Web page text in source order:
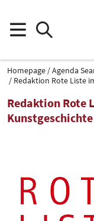
Homepage
Agenda
Redaktion Rote Liste
Redaktion Rote
Kunstgeschichte